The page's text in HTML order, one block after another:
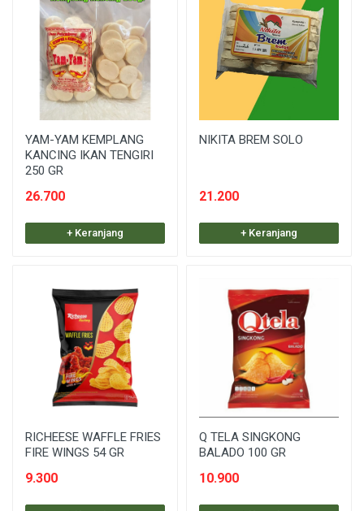
YAM-YAM KEMPLANG
KANCING IKAN TENGIRI
250 GR
26.700
+ Keranjang
NIKITA BREM SOLO
21.200
+ Keranjang
RICHEESE WAFFLE FRIES
FIRE WINGS 54 GR
9.300
Q TELA SINGKONG
BALADO 100 GR
10.900